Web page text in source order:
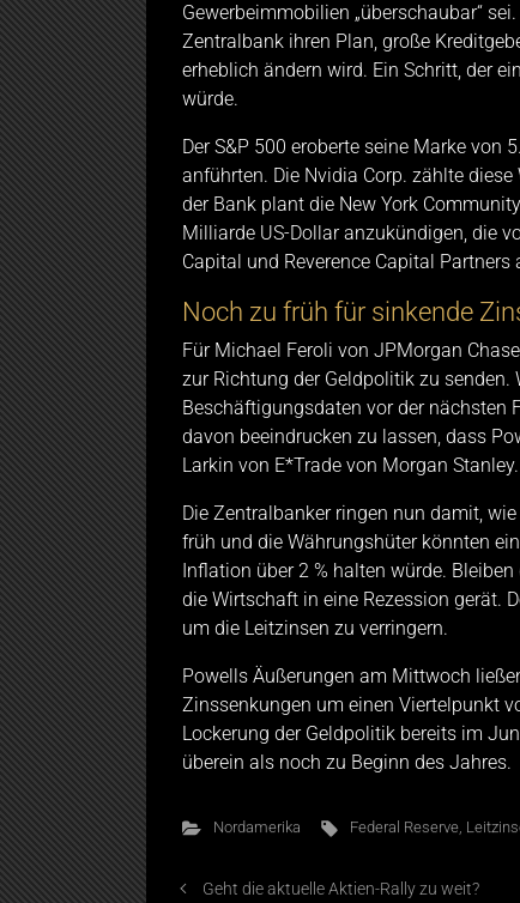
Gewerbeimmobilien „überschaubar“
Zentralbank ihren Plan, große
erheblich ändern wird. Ein Schritt, der
würde.
Der S&P 500 eroberte seine Marke von
anführten. Die Nvidia Corp. zählte
der Bank plant die New York
Milliarde US-Dollar anzukündigen, die
Capital und Reverence Capital Partners
Noch zu früh für sinkende
Für Michael Feroli von JPMorgan
zur Richtung der Geldpolitik zu
Beschäftigungsdaten vor der nächsten
davon beeindrucken zu lassen, dass
Larkin von E*Trade von Morgan Stanley.
Die Zentralbanker ringen nun damit,
früh und die Währungshüter könnten
Inflation über 2 % halten würde.
die Wirtschaft in eine Rezession gerät.
um die Leitzinsen zu verringern.
Powells Äußerungen am Mittwoch
Zinssenkungen um einen Viertelpunkt
Lockerung der Geldpolitik bereits im
überein als noch zu Beginn des Jahres.
Nordamerika Federal Reserve,
Geht die aktuelle Aktien-Rally zu weit?